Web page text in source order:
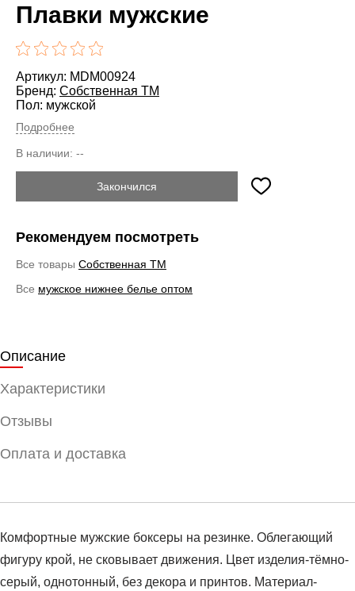
Плавки мужские
Артикул: MDM00924
Бренд: Cобственная ТМ
Пол: мужской
Подробнее
В наличии: --
Закончился
Рекомендуем посмотреть
Все товары Cобственная ТМ
Все мужское нижнее белье оптом
Описание
Характеристики
Отзывы
Оплата и доставка
Комфортные мужские боксеры на резинке. Облегающий
фигуру крой, не сковывает движения. Цвет изделия-тёмно-
серый, однотонный, без декора и принтов. Материал-